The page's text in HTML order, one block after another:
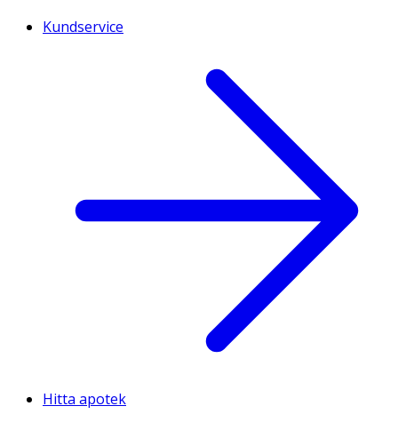
Kundservice
Hitta apotek